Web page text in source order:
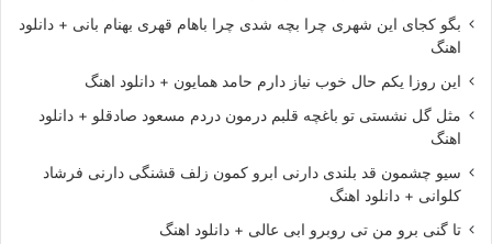
بگو کجای این شهری چرا بچه شدی چرا باهام قهری بهنام بانی + دانلود
اهنگ
این روزا یکم حال خوب نیاز دارم حامد همایون + دانلود اهنگ
مثل گل نشستی تو باغچه قلبم درمون دردم مسعود صادقلو + دانلود
اهنگ
سیو چشمون قد بلندی دارنی ابرو کمون زلف قشنگی دارنی فرشاد
کلوانی + دانلود اهنگ
تا گنی برو من تی روبرو ابی عالی + دانلود اهنگ